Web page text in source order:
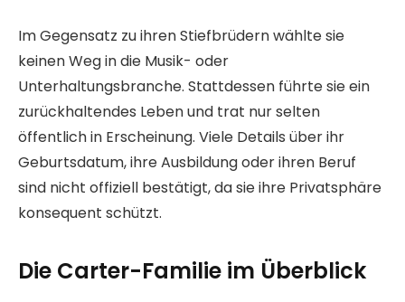
Im Gegensatz zu ihren Stiefbrüdern wählte sie
keinen Weg in die Musik- oder
Unterhaltungsbranche. Stattdessen führte sie ein
zurückhaltendes Leben und trat nur selten
öffentlich in Erscheinung. Viele Details über ihr
Geburtsdatum, ihre Ausbildung oder ihren Beruf
sind nicht offiziell bestätigt, da sie ihre Privatsphäre
konsequent schützt.
Die Carter-Familie im Überblick